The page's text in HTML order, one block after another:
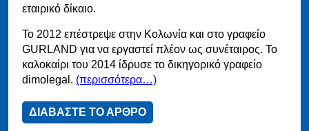
εταιρικό δίκαιο.
Το 2012 επέστρεψε στην Κολωνία και στο γραφείο
GURLAND για να εργαστεί πλέον ως συνέταιρος. Το
καλοκαίρι του 2014 ίδρυσε το δικηγορικό γραφείο
dimolegal. (περισσότερα…)
ΔΙΑΒΑΣΤΕ ΤΟ ΑΡΘΡΟ